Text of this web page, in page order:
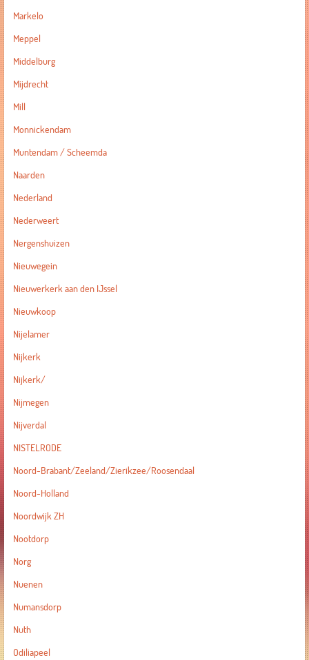
Markelo
Meppel
Middelburg
Mijdrecht
Mill
Monnickendam
Muntendam / Scheemda
Naarden
Nederland
Nederweert
Nergenshuizen
Nieuwegein
Nieuwerkerk aan den IJssel
Nieuwkoop
Nijelamer
Nijkerk
Nijkerk/
Nijmegen
Nijverdal
NISTELRODE
Noord-Brabant/Zeeland/Zierikzee/Roosendaal
Noord-Holland
Noordwijk ZH
Nootdorp
Norg
Nuenen
Numansdorp
Nuth
Odiliapeel